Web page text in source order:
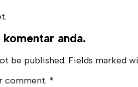
anda.
be published. Fields marked
comment. *